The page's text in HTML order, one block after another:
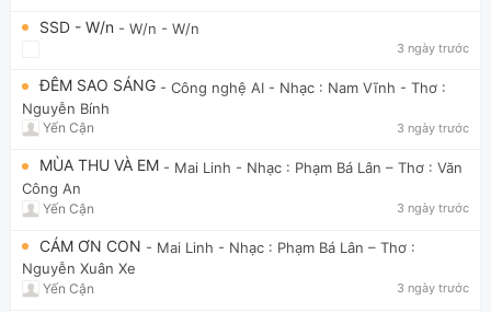
SSD - W/n - W/n - W/n
3 ngày trước
ĐÊM SAO SÁNG - Công nghệ AI - Nhạc : Nam Vĩnh - Thơ :
Nguyễn Bính
Yến Cận 3 ngày trước
MÙA THU VÀ EM - Mai Linh - Nhạc : Phạm Bá Lân – Thơ : Văn
Công An
Yến Cận 3 ngày trước
CÁM ƠN CON - Mai Linh - Nhạc : Phạm Bá Lân – Thơ :
Nguyễn Xuân Xe
Yến Cận 3 ngày trước